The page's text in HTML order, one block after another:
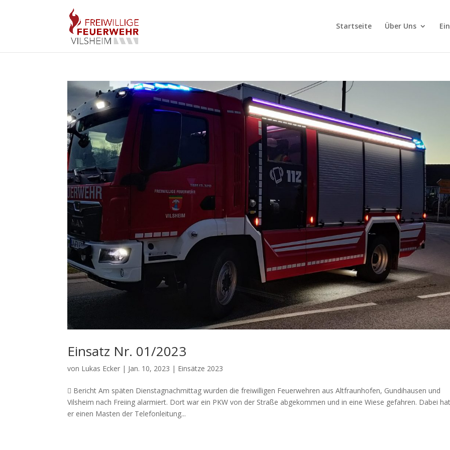
Startseite Über Uns
Einsatz Nr. 01/2023
von Lukas Ecker | Jan. 10, 2023 | Einsätze 2023
 Bericht Am späten Dienstagnachmittag wurden die freiwilligen Feuerwehren aus Altfraunhofen, Gundihausen und
Vilsheim nach Freiing alarmiert. Dort war ein PKW von der Straße abgekommen und in eine Wiese gefahren. Dabei
er einen Masten der Telefonleitung...